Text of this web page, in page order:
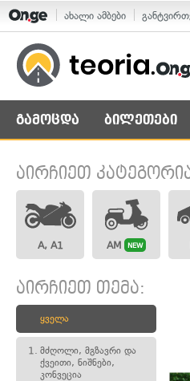
ახალი ამბები
გამოცდა ბილეთები
აირჩიეთ
A, A1 AM NEW
აირჩიეთ თემა:
ყველა
1. მძღოლი, მგზავრი და
ქვეითი, ნიშნები,
კონვეცია